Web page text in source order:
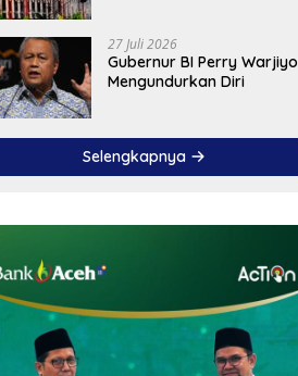
27 Juli 2026
Gubernur BI Perry Warjiyo
Mengundurkan Diri
Selengkapnya